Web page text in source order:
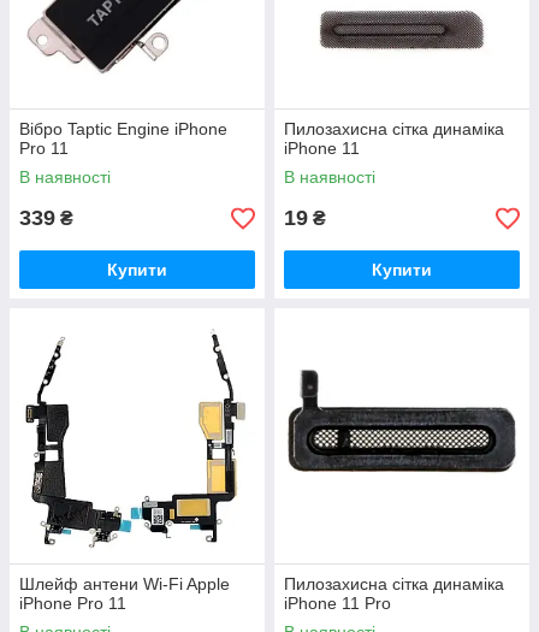
Вібро Taptic Engine iPhone
Pro 11
В наявності
339 ₴
Купити
Пилозахисна сітка динаміка
iPhone 11
В наявності
19 ₴
Купити
Шлейф антени Wi-Fi Apple
iPhone Pro 11
Пилозахисна сітка динаміка
iPhone 11 Pro